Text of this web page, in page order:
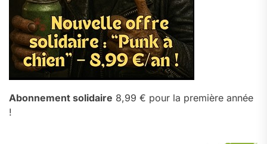
Abonnement solidaire 8,99 € pour la première année
!